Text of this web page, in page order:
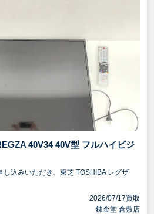
40V34 40V型 フルハイビジ
込みいただき、東芝 TOSHIBA レグザ
2026/07/17買取
錬金堂 倉敷店